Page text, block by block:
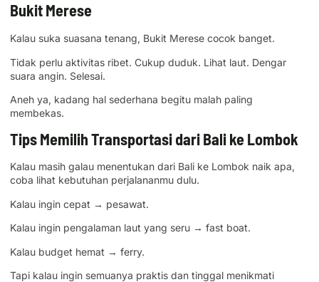
Bukit Merese
Kalau suka suasana tenang, Bukit Merese cocok banget.
Tidak perlu aktivitas ribet. Cukup duduk. Lihat laut. Dengar
suara angin. Selesai.
Aneh ya, kadang hal sederhana begitu malah paling
membekas.
Tips Memilih Transportasi dari Bali ke Lombok
Kalau masih galau menentukan dari Bali ke Lombok naik apa,
coba lihat kebutuhan perjalananmu dulu.
Kalau ingin cepat → pesawat.
Kalau ingin pengalaman laut yang seru → fast boat.
Kalau budget hemat → ferry.
Tapi kalau ingin semuanya praktis dan tinggal menikmati